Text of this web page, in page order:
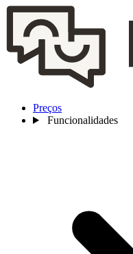
Preços
Funcionalidades